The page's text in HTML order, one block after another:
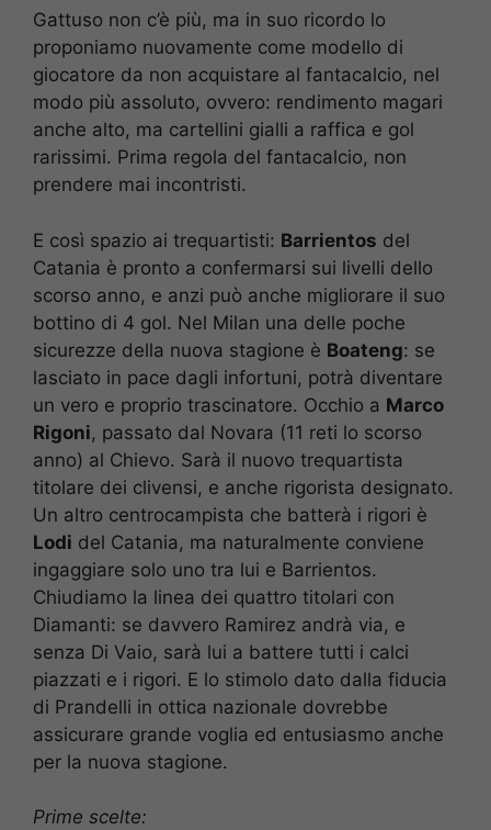
Gattuso non c’è più, ma in suo ricordo lo
proponiamo nuovamente come modello di
giocatore da non acquistare al fantacalcio, nel
modo più assoluto, ovvero: rendimento magari
anche alto, ma cartellini gialli a raffica e gol
rarissimi. Prima regola del fantacalcio, non
prendere mai incontristi.
E così spazio ai trequartisti: Barrientos del
Catania è pronto a confermarsi sui livelli dello
scorso anno, e anzi può anche migliorare il suo
bottino di 4 gol. Nel Milan una delle poche
sicurezze della nuova stagione è Boateng: se
lasciato in pace dagli infortuni, potrà diventare
un vero e proprio trascinatore. Occhio a Marco
Rigoni, passato dal Novara (11 reti lo scorso
anno) al Chievo. Sarà il nuovo trequartista
titolare dei clivensi, e anche rigorista designato.
Un altro centrocampista che batterà i rigori è
Lodi del Catania, ma naturalmente conviene
ingaggiare solo uno tra lui e Barrientos.
Chiudiamo la linea dei quattro titolari con
Diamanti: se davvero Ramirez andrà via, e
senza Di Vaio, sarà lui a battere tutti i calci
piazzati e i rigori. E lo stimolo dato dalla fiducia
di Prandelli in ottica nazionale dovrebbe
assicurare grande voglia ed entusiasmo anche
per la nuova stagione.
Prime scelte: